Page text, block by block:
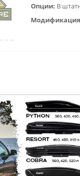
Опции: В